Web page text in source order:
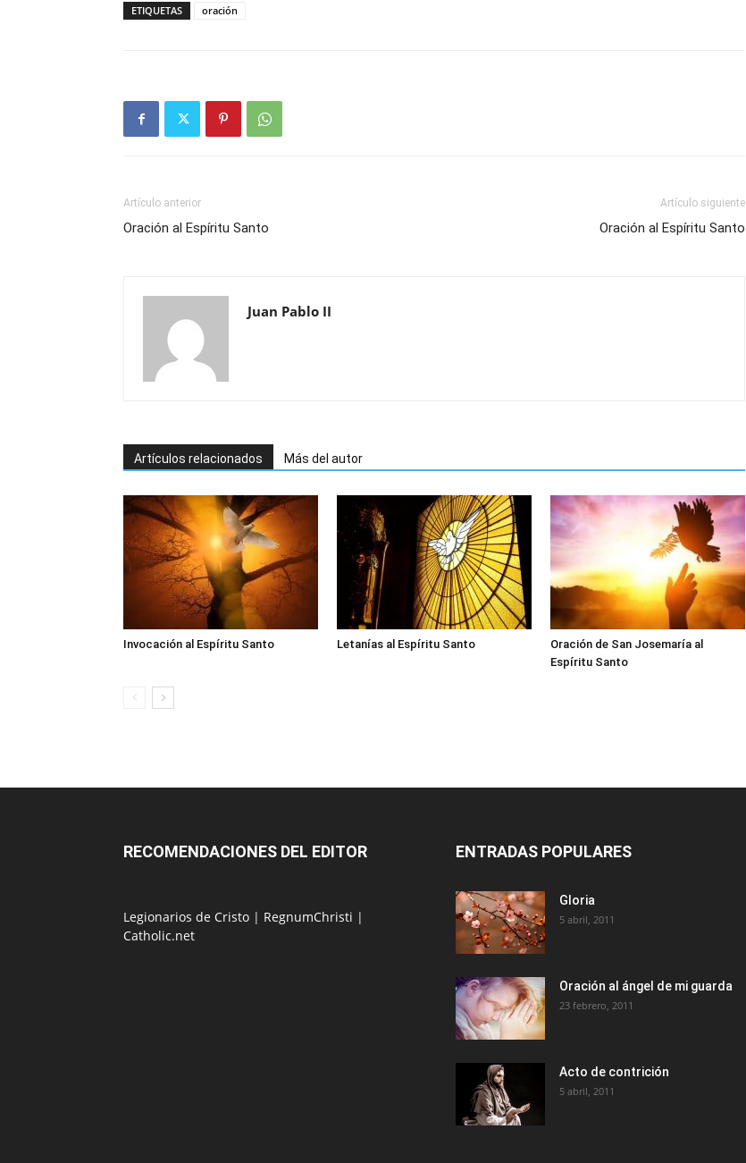
ETIQUETAS oración
Artículo anterior
Oración al Espíritu Santo
Artículo siguiente
Oración al Espíritu Santo
Juan Pablo II
Artículos relacionados Más del autor
Invocación al Espíritu Santo Letanías al Espíritu Santo
Oración de San Josemaría al
Espíritu Santo
RECOMENDACIONES DEL EDITOR
Legionarios de Cristo | RegnumChristi |
Catholic.net
ENTRADAS POPULARES
Gloria
5 abril, 2011
Oración al ángel de mi guarda
23 febrero, 2011
Acto de contrición
5 abril, 2011